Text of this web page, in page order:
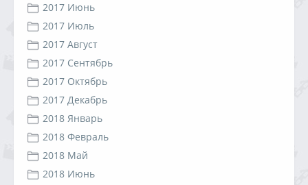
2017 Июнь
2017 Июль
2017 Август
2017 Сентябрь
2017 Октябрь
2017 Декабрь
2018 Январь
2018 Февраль
2018 Май
2018 Июнь